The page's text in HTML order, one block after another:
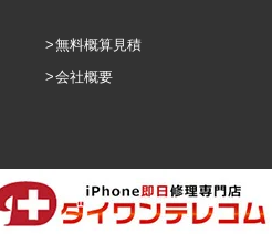
無料概算見積
会社概要